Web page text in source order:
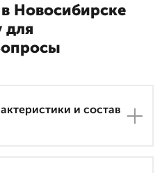
Новосибирске
для
и состав